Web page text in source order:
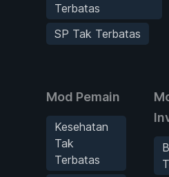
Terbatas
SP Tak Terbatas
Mod Pemain
Kesehatan
Tak
Terbatas